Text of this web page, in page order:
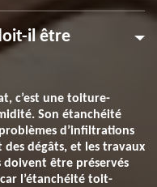
il être
c’est une toiture-
Son étanchéité
d’infiltrations
dégâts, et les travaux
être préservés
l’étanchéité toit-